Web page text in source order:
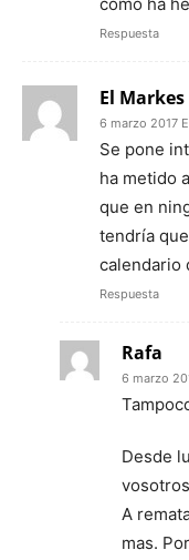
Respuesta
El Markes
6 marzo 2017
Se pone
ha metido
que en
tendría
calendario
Respuesta
Rafa
6 marzo
Desde
A
mas.